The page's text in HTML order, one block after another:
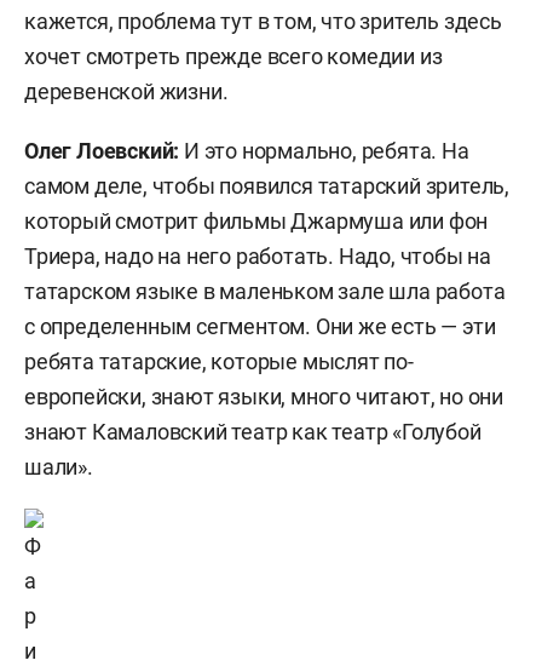
кажется, проблема тут в том, что зритель здесь
хочет смотреть прежде всего комедии из
деревенской жизни.
Олег Лоевский: И это нормально, ребята. На
самом деле, чтобы появился татарский зритель,
который смотрит фильмы Джармуша или фон
Триера, надо на него работать. Надо, чтобы на
татарском языке в маленьком зале шла работа
с определенным сегментом. Они же есть — эти
ребята татарские, которые мыслят по-
европейски, знают языки, много читают, но они
знают Камаловский театр как театр «Голубой
шали».